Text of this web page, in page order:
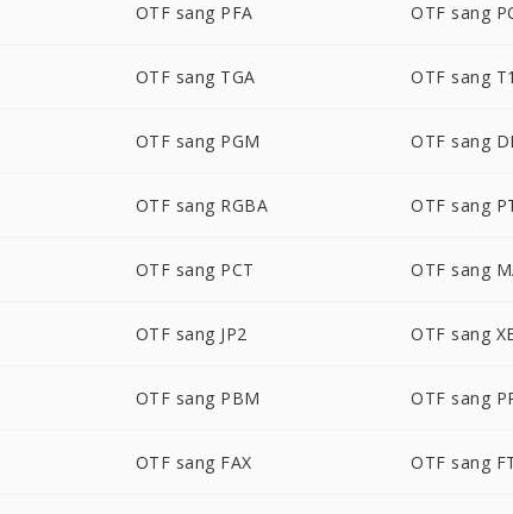
OTF sang PFA OTF sang
OTF sang TGA OTF sang
OTF sang PGM OTF sang
OTF sang RGBA OTF sang
OTF sang PCT OTF sang
OTF sang JP2 OTF sang
OTF sang PBM OTF sang
OTF sang FAX OTF sang